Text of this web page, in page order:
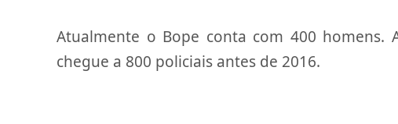
Atualmente o Bope conta com 400 homens.
chegue a 800 policiais antes de 2016.